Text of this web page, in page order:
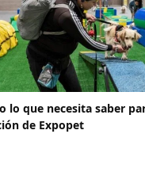
lo que necesita saber
de Expopet